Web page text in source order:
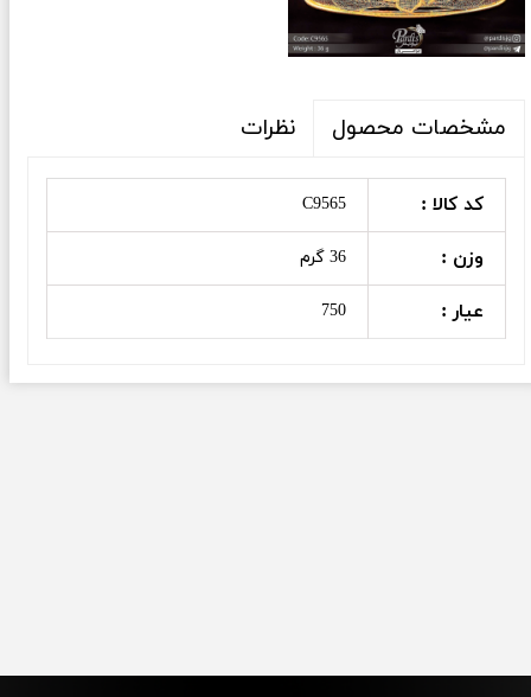
مشخصات محصول نظرات
کد کالا : C9565
وزن : 36 گرم
عیار : 750